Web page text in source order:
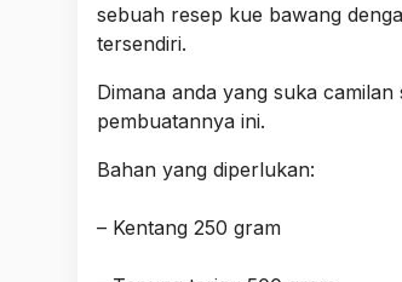
sebuah resep kue bawang
tersendiri.
Dimana anda yang suka
pembuatannya ini.
Bahan yang diperlukan:
– Kentang 250 gram